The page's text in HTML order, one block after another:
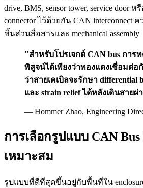
drive, BMS, sensor tower, service door หรื
connector ไว้ด้วยกัน CAN interconnect
ชิ้นส่วนสื่อสารและ mechanical assembly
"สำหรับโปรเจกต์ CAN bus การ
พิสูจน์ได้เพียงว่าทองแดงเชื่อมต่อ
ว่าสายเคเบิลจะรักษา differential
และ strain relief ได้หลังเดินสายผ่
— Hommer Zhao, Engineering
การเลือกรูปแบบ CAN
เหมาะสม
รูปแบบที่ดีที่สุดขึ้นอยู่กับพื้นที่ใน